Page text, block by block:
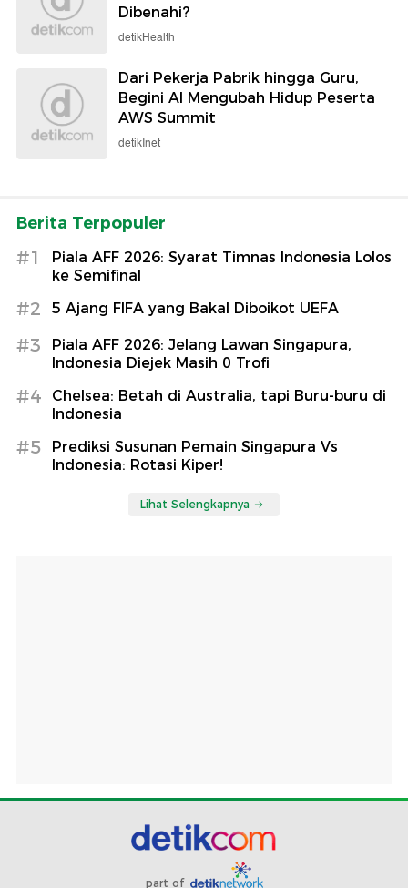
Dibenahi?
detikHealth
Dari Pekerja Pabrik hingga Guru,
Begini AI Mengubah Hidup Peserta
AWS Summit
detikInet
Berita Terpopuler
#1
Piala AFF 2026: Syarat Timnas Indonesia Lolos
ke Semifinal
#2 5 Ajang FIFA yang Bakal Diboikot UEFA
#3
Piala AFF 2026: Jelang Lawan Singapura,
Indonesia Diejek Masih 0 Trofi
#4
Chelsea: Betah di Australia, tapi Buru-buru di
Indonesia
#5
Prediksi Susunan Pemain Singapura Vs
Indonesia: Rotasi Kiper!
Lihat Selengkapnya
part of